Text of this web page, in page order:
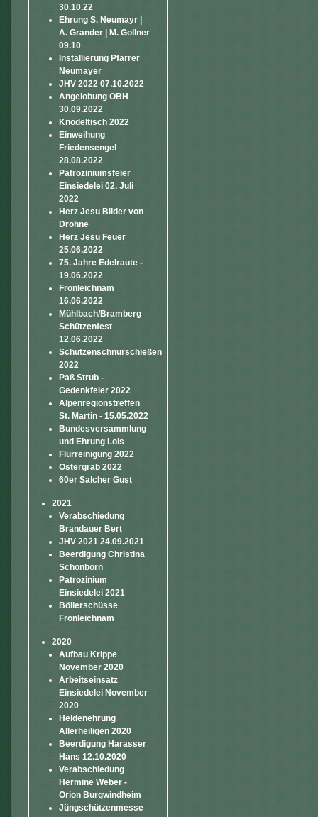
30.10.22
Ehrung S. Neumayr |
A. Grander | M. Gollner
09.10
Installierung Pfarrer
Neumayer
JHV 2022 07.10.2022
Angelobung ÖBH
30.09.2022
Knödeltisch 2022
Einweihung
Friedensengel
28.08.2022
Patroziniumsfeier
Einsiedelei 02. Juli
2022
Herz Jesu Bilder von
Drohne
Herz Jesu Feuer
25.06.2022
75. Jahre Edelraute -
19.06.2022
Fronleichnam
16.06.2022
Mühlbach/Bramberg
Schützenfest
12.06.2022
Schützenschnurschießen
2022
Paß Strub -
Gedenkfeier 2022
Alpenregionstreffen
St. Martin - 15.05.2022
Bundesversammlung
und Ehrung Lois
Flurreinigung 2022
Ostergrab 2022
60er Salcher Gust
2021
Verabschiedung
Brandauer Bert
JHV 2021 24.09.2021
Beerdigung Christina
Schönborn
Patrozinium
Einsiedelei 2021
Böllerschüsse
Fronleichnam
2020
Aufbau Krippe
November 2020
Arbeitseinsatz
Einsiedelei November
2020
Heldenehrung
Allerheiligen 2020
Beerdigung Harasser
Hans 12.10.2020
Verabschiedung
Hermine Weber -
Orion Burgwindheim
Jüngschützenmesse